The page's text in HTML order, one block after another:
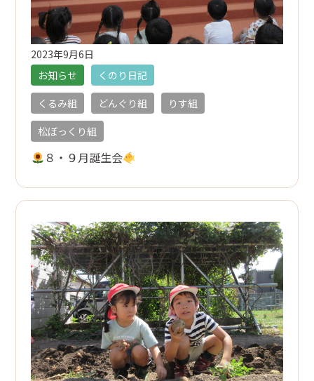
2023年9月6日
お知らせ
くのり日記
くるみ組
どんぐり組
りす組
松ぼっくり組
８・９月誕生会